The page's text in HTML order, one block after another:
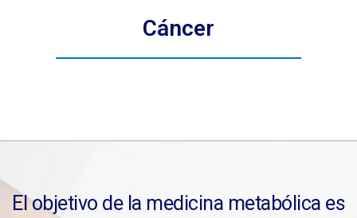
Cáncer
El objetivo de la medicina metabólica es